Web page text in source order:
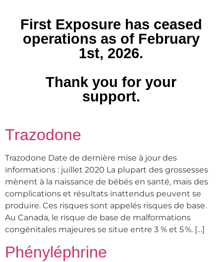
First Exposure has ceased
operations as of February
1st, 2026.
Thank you for your
support.
Trazodone
Trazodone Date de dernière mise à jour des
informations : juillet 2020 La plupart des grossesses
mènent à la naissance de bébés en santé, mais des
complications et résultats inattendus peuvent se
produire. Ces risques sont appelés risques de base.
Au Canada, le risque de base de malformations
congénitales majeures se situe entre 3 % et 5 %. […]
Phényléphrine